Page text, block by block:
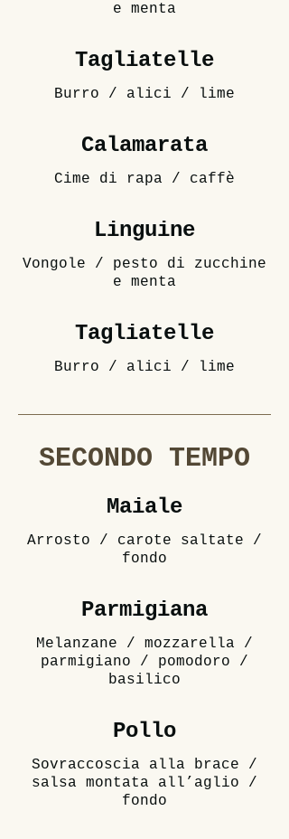
e menta
Tagliatelle
Burro / alici / lime
Calamarata
Cime di rapa / caffè
Linguine
Vongole / pesto di zucchine
e menta
Tagliatelle
Burro / alici / lime
SECONDO TEMPO
Maiale
Arrosto / carote saltate /
fondo
Parmigiana
Melanzane / mozzarella /
parmigiano / pomodoro /
basilico
Pollo
Sovraccoscia alla brace /
salsa montata all’aglio /